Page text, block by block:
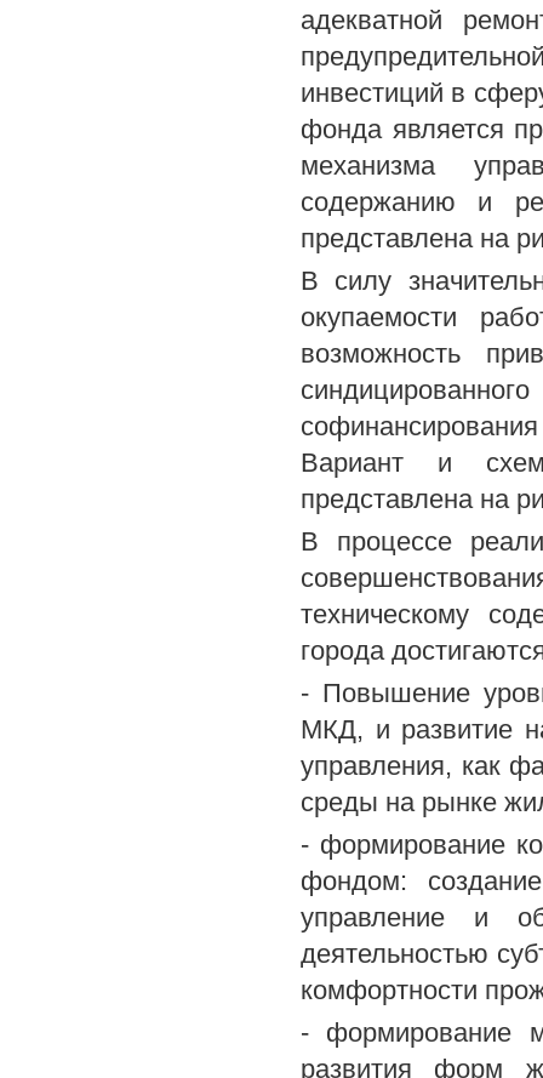
адекватной
инвестиций в
фонда является
механизма
содержанию и
представлена на
В силу
окупаемости
возможность
Вариант и
представлена на
В процессе
техническому
города
- Повышение
МКД, и развитие
управления, как
среды на рынке
- формирование
фондом:
управление и
деятельностью
комфортности
- формирование
развития форм